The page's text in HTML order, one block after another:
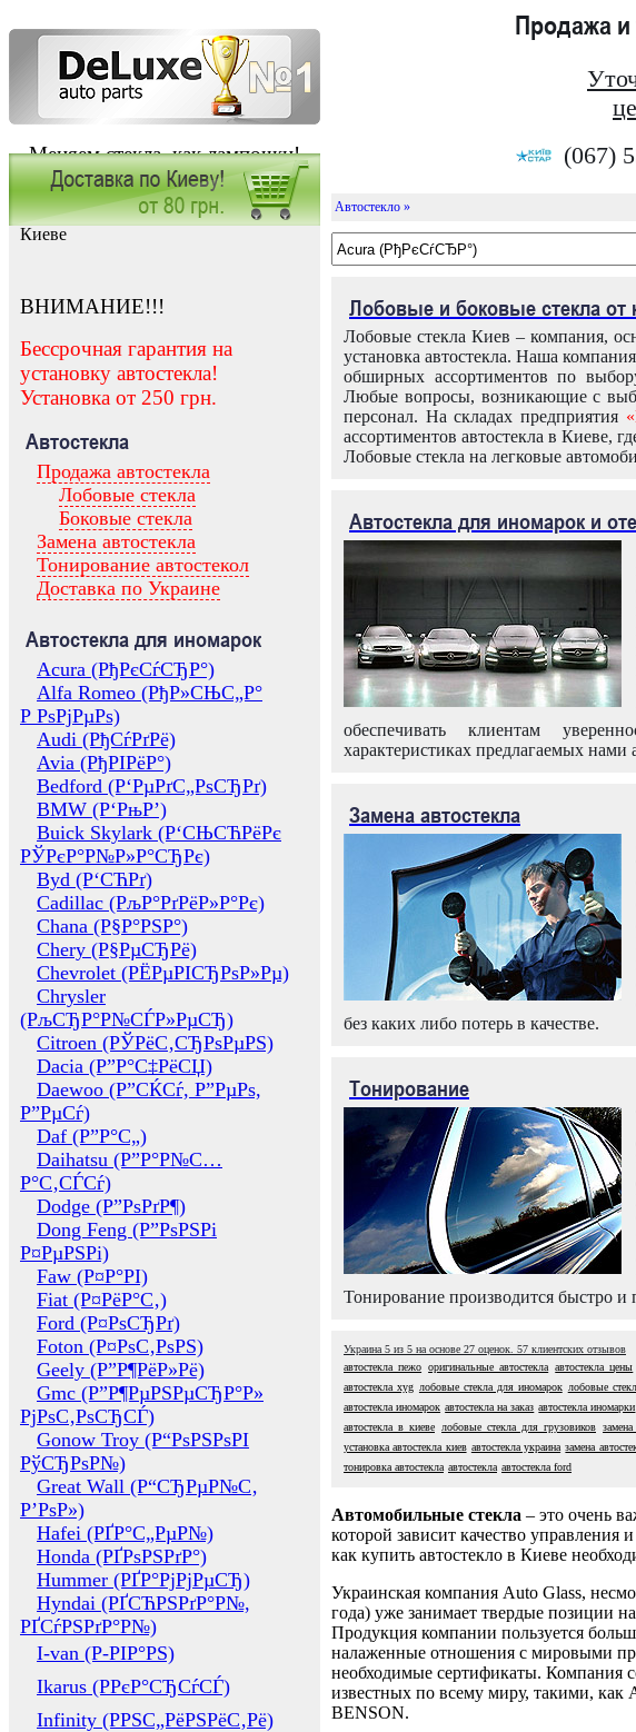
Меняем стекла, как лампочки!
Продажа
(067)
Заказать установку автостекла в
Киеве
ВНИМАНИЕ!!!
Бессрочная гарантия на
установку автостекла!
Установка от 250 грн.
Автостекла
Продажа автостекла
Лобовые стекла
Боковые стекла
Замена автостекла
Тонирование автостекол
Доставка по Украине
Автостекла для иномарок
Acura (РђРєСѓСЂР°)
Alfa Romeo (РђР»СЊС„Р°
Р РѕРјРµРѕ)
Audi (РђСѓРґРё)
Avia (РђРІРёР°)
Bedford (Р‘РµРґС„РѕСЂРґ)
BMW (Р‘РњР’)
Buick Skylark (Р‘СЊСЋРёРє
РЎРєР°Р№Р»Р°СЂРє)
Byd (Р‘СЋРґ)
Cadillac (РљР°РґРёР»Р°Рє)
Chana (Р§Р°РЅР°)
Chery (Р§РµСЂРё)
Chevrolet (РЁРµРІСЂРѕР»Рµ)
Chrysler
(РљСЂР°Р№СЃР»РµСЂ)
Citroen (РЎРёС‚СЂРѕРµРЅ)
Dacia (Р”Р°С‡РёСЏ)
Daewoo (Р”СЌСѓ, Р”РµРѕ,
Р”РµСѓ)
Daf (Р”Р°С„)
Daihatsu (Р”Р°Р№С…
Р°С‚СЃСѓ)
Dodge (Р”РѕРґР¶)
Dong Feng (Р”РѕРЅРі
Р¤РµРЅРі)
Faw (Р¤Р°РІ)
Fiat (Р¤РёР°С‚)
Ford (Р¤РѕСЂРґ)
Foton (Р¤РѕС‚РѕРЅ)
Geely (Р”Р¶РёР»Рё)
Gmc (Р”Р¶РµРЅРµСЂР°Р»
РјРѕС‚РѕСЂСЃ)
Gonow Troy (Р“РѕРЅРѕРІ
РўСЂРѕР№)
Great Wall (Р“СЂРµР№С‚
Р’РѕР»)
Hafei (РҐР°С„РµР№)
Honda (РҐРѕРЅРґР°)
Hummer (РҐР°РјРјРµСЂ)
Hyndai (РҐСЋРЅРґР°Р№,
РҐСѓРЅРґР°Р№)
I-van (Р-РІР°РЅ)
Ikarus (РРєР°СЂСѓСЃ)
Infinity (РРЅС„РёРЅРёС‚Рё)
Автостекло »
Лобовые и боковые стекла от
Лобовые стекла Киев – компания,
установка автостекла. Наша
обширных ассортиментов по
Любые вопросы, возникающие с
персонал. На складах предприятия
ассортиментов автостекла в Киеве,
Лобовые стекла на легковые
Автостекла для иномарок и
обеспечивать клиентам
характеристиках предлагаемых нами
Замена автостекла
без каких либо потерь в качестве.
Тонирование
Тонирование производится быстро и
Украина 5 из 5 на основе 27 оценок. 57 клиентских отзывов
автостекла пежо оригинальные автостекла автостекла цены
автостекла xyg лобовые стекла для иномарок лобовые
автостекла иномарок автостекла на заказ автостекла иномарки
автостекла в киеве
лобовые стекла для грузовиков
установка автостекла киев автостекла украина замена
тонировка автостекла автостекла автостекла ford
Автомобильные стекла – это очень
которой зависит качество управления
как купить автостекло в Киеве
Украинская компания Auto Glass,
года) уже занимает твердые позиции
Продукция компании пользуется
налаженные отношения с мировыми
необходимые сертификаты. Компания
известных по всему миру, такими, как
BENSON.